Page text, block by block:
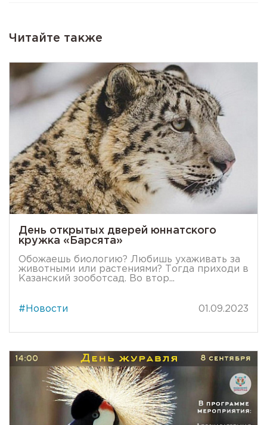
Читайте также
День открытых дверей юннатского
кружка «Барсята»
Обожаешь биологию? Любишь ухаживать за
животными или растениями? Тогда приходи в
Казанский зооботсад. Во втор...
#Новости 01.09.2023